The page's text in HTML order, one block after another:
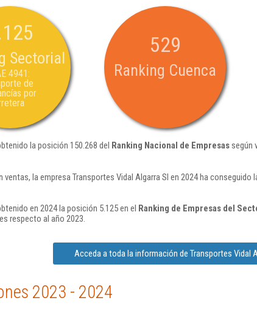
Sectorial
4941:
de
por
529
Ranking Cuenca
la posición 150.268 del Ranking Nacional de Empresassegún
ventas, la empresa Transportes Vidal Algarra Sl en 2024 ha
en 2024 la posición 5.125 en el Ranking de Empresas del
respecto al año 2023.
Acceda a toda la información de Transportes Vidal
2023 - 2024